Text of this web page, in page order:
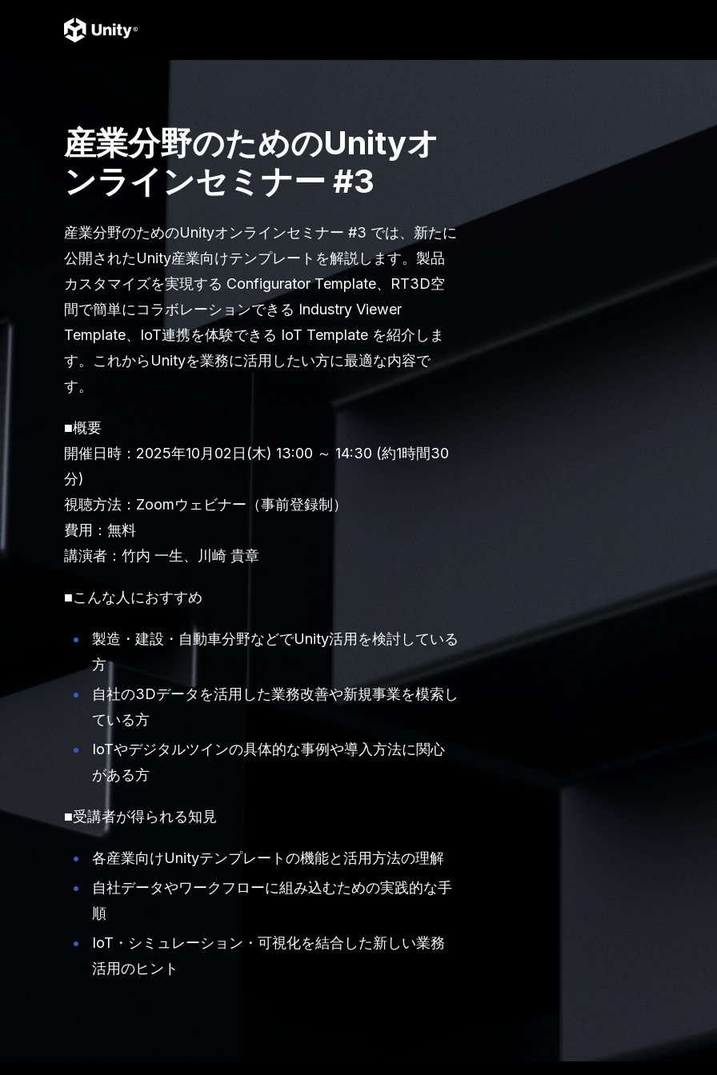
産業分野のためのUnityオ
ンラインセミナー #3
産業分野のためのUnityオンラインセミナー #3 では、新たに
公開されたUnity産業向けテンプレートを解説します。製品
カスタマイズを実現する Configurator Template、RT3D空
間で簡単にコラボレーションできる Industry Viewer
Template、IoT連携を体験できる IoT Template を紹介しま
す。これからUnityを業務に活用したい方に最適な内容で
す。
■概要
開催日時：2025年10月02日(木) 13:00 ～ 14:30 (約1時間30
分)
視聴方法：Zoomウェビナー（事前登録制）
費用：無料
講演者：竹内 一生、川崎 貴章
■こんな人におすすめ
製造・建設・自動車分野などでUnity活用を検討している
方
自社の3Dデータを活用した業務改善や新規事業を模索し
ている方
IoTやデジタルツインの具体的な事例や導入方法に関心
がある方
■受講者が得られる知見
各産業向けUnityテンプレートの機能と活用方法の理解
自社データやワークフローに組み込むための実践的な手
順
IoT・シミュレーション・可視化を結合した新しい業務
活用のヒント